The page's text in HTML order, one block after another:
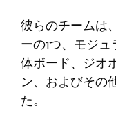
彼らのチームは
ーの1つ、モジ
体ボード、ジオ
ン、およびその
た。